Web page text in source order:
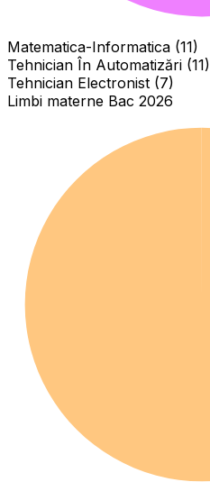
Matematica-Informatica (11)
Tehnician În Automatizări (11)
Tehnician Electronist (7)
Limbi materne Bac 2026